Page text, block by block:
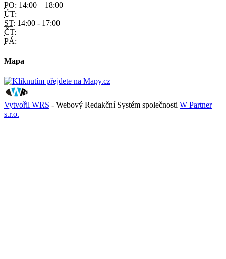
PO: 14:00 – 18:00
ÚT:
ST: 14:00 - 17:00
ČT:
PÁ:
Mapa
Vytvořil WRS - Webový Redakční Systém společnosti W Partner
s.r.o.